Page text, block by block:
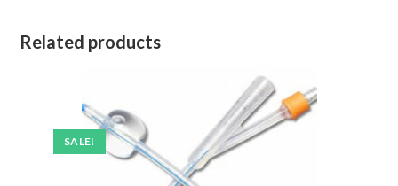
Related products
SALE!